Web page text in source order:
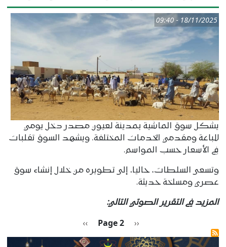
18/11/2025 - 09:40
يشكل سوق الماشية بمدينة لعيون مصدر دخل يومي
للباعة ومقدمي الخدمات المختلفة. ويشهد السوق تقلبات
في الأسعار حسب المواسم.
وتسعى السلطات، حاليا، إلى تطويره من خلال إنشاء سوق
عصري ومسلخة حديثة.
المزيد في التقرير الصوتي التالي:
Previous page
‹‹
Page 2 الصفحة التالية
››